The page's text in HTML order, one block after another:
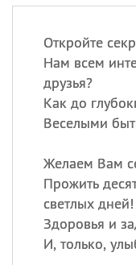
Откройте
Нам всем
друзья?
Как до
Веселыми
Желаем Вам
Прожить
светлых дней!
Здоровья и
И, только,